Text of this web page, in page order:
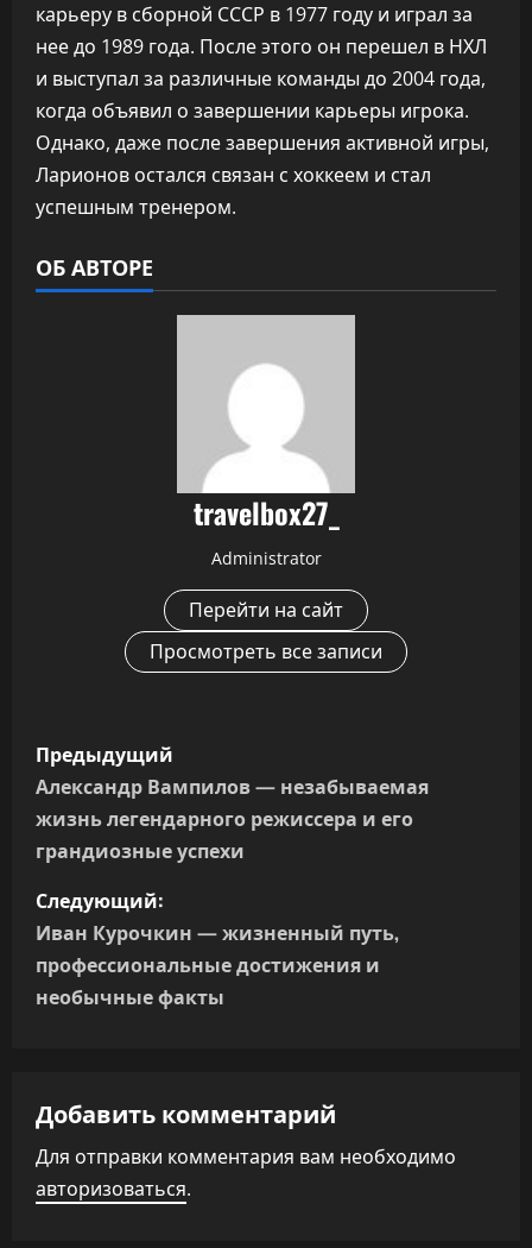
карьеру в сборной СССР в 1977 году и играл за
нее до 1989 года. После этого он перешел в НХЛ
и выступал за различные команды до 2004 года,
когда объявил о завершении карьеры игрока.
Однако, даже после завершения активной игры,
Ларионов остался связан с хоккеем и стал
успешным тренером.
ОБ АВТОРЕ
travelbox27_
Administrator
Перейти на сайт
Просмотреть все записи
Н
а
в
и
г
а
и
я
п
Предыдущий
Александр Вампилов — незабываемая
жизнь легендарного режиссера и его
грандиозные успехи
Следующий:
Иван Курочкин — жизненный путь,
профессиональные достижения и
необычные факты
Добавить комментарий
Для отправки комментария вам необходимо
авторизоваться.